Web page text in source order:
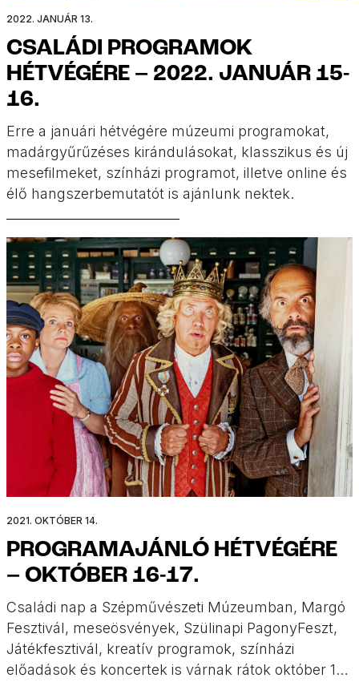
2022. JANUÁR 13.
CSALÁDI PROGRAMOK
HÉTVÉGÉRE – 2022. JANUÁR 15-
16.
Erre a januári hétvégére múzeumi programokat,
madárgyűrűzéses kirándulásokat, klasszikus és új
mesefilmeket, színházi programot, illetve online és
élő hangszerbemutatót is ajánlunk nektek.
2021. OKTÓBER 14.
PROGRAMAJÁNLÓ HÉTVÉGÉRE
– OKTÓBER 16-17.
Családi nap a Szépművészeti Múzeumban, Margó
Fesztivál, meseösvények, Szülinapi PagonyFeszt,
Játékfesztivál, kreatív programok, színházi
előadások és koncertek is várnak rátok október 16-